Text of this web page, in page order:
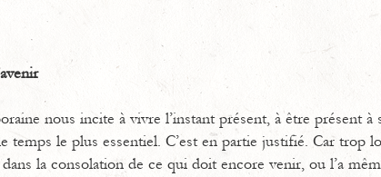
nous incite à vivre l’instant présent, à être présent
temps le plus essentiel. C’est en partie justifié. Car trop
la consolation de ce qui doit encore venir, ou l’a